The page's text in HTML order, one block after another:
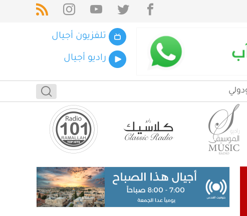
تلفزيون أجيال
راديو أجيال